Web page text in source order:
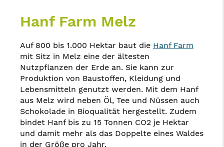
Hanf Farm Melz
Auf 800 bis 1.000 Hektar baut die Hanf Farm
mit Sitz in Melz eine der ältesten
Nutzpflanzen der Erde an. Sie kann zur
Produktion von Baustoffen, Kleidung und
Lebensmitteln genutzt werden. Mit dem Hanf
aus Melz wird neben Öl, Tee und Nüssen auch
Schokolade in Bioqualität hergestellt. Zudem
bindet Hanf bis zu 15 Tonnen CO2 je Hektar
und damit mehr als das Doppelte eines Waldes
in der Größe pro Jahr.